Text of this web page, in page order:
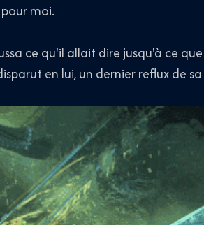
moi.
ce qu'il allait dire jusqu'à ce
en lui, un dernier reflux de